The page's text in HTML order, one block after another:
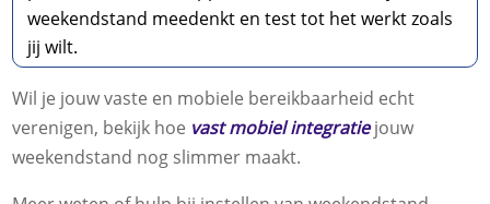
weekendstand meedenkt en test tot het werkt zoals
jij wilt.​
Wil je jouw vaste en mobiele bereikbaarheid echt
verenigen, bekijk hoe vast mobiel integratiejouw
weekendstand nog slimmer maakt.​